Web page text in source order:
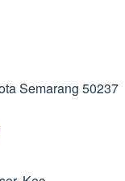
Semarang 50237